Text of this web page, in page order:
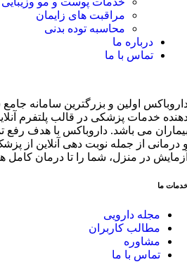
مراقبت های زایمان
محاسبه توده بدنی
درباره ما
تماس با ما
اولین و بزرگترین سامانه
خدمات پزشکی در قالب پلتفرم
می باشد. داروباکس با هدف رفع
درمانی از جمله نوبت دهی آنلاین از
در منزل، شما را تا درمان کامل
ما
مجله دارویی
مطالب کاربران
مشاوره
تماس با ما